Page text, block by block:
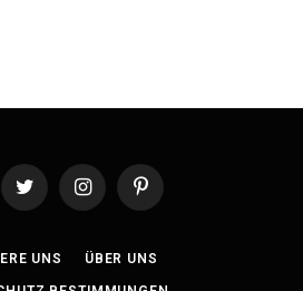
Twitter InstagramPinterest
UNS ÜBER UNS